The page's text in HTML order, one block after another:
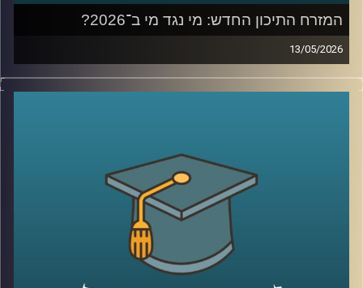
המזרח התיכון החדש: מי נגד מי ב־2026?
13/05/2026
לפני כמה שנים, רוב האנשים עוד הצליחו להבין פחות או יותר
מי נגד מי במזרח התיכון.
החות’ים, רוסיה, הסכמים, איומים, מלחמה רב־זירתית… ובין כל
הכותרות, הרבה אנשים פשוט איבדו את התמונה הגדולה.
אז בפרק הזה רצינו לעצור רגע ולעשות סדר.
להבין מה באמת קורה באזור שלנו, מה השתנה מאז השבעה
באוקטובר, ואיך נראית היום המפה האסטרטגית של המזרח